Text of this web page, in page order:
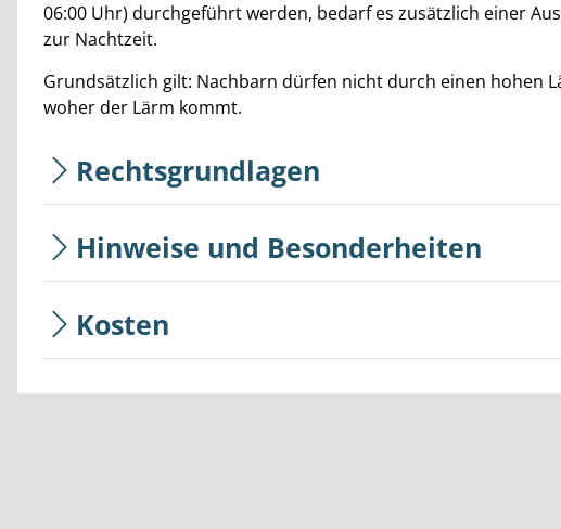
06:00 Uhr) durchgeführt werden, bedarf es zusätzlich einer
zur Nachtzeit.
Grundsätzlich gilt: Nachbarn dürfen nicht durch einen hohen
woher der Lärm kommt.
Rechtsgrundlagen
Hinweise und Besonderheiten
Kosten